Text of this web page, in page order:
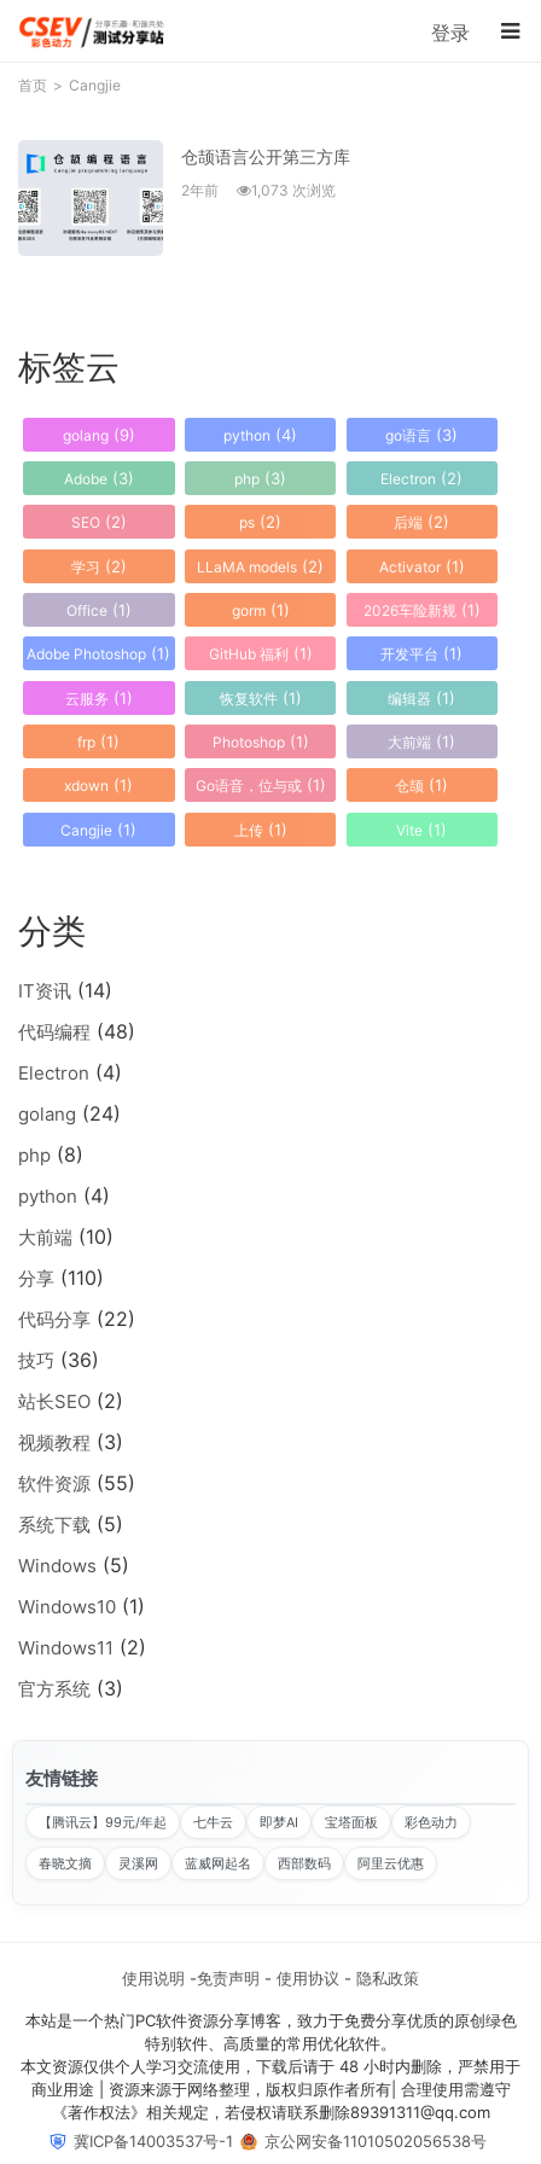
登录
首页 Cangjie
仓颉语言公开第三方库
2年前 1,073 次浏览
标签云
golang(9) python (4) go语言 (3)
Adobe(3) php (3) Electron (2)
SEO(2) ps (2) 后端 (2)
学习 (2) LLaMA models (2) Activator(1)
Office(1) gorm(1) 2026车险新规(1)
Adobe Photoshop (1) GitHub 福利 (1) 开发平台 (1)
云服务 (1) 恢复软件(1) 编辑器 (1)
frp (1) Photoshop(1) 大前端 (1)
xdown (1) Go语音，位与或(1) 仓颉 (1)
Cangjie (1) 上传(1) Vite (1)
分类
IT资讯 (14)
代码编程 (48)
Electron (4)
golang (24)
php (8)
python (4)
大前端 (10)
分享 (110)
代码分享 (22)
技巧 (36)
站长SEO (2)
视频教程 (3)
软件资源 (55)
系统下载 (5)
Windows (5)
Windows10 (1)
Windows11 (2)
官方系统 (3)
友情链接
【腾讯云】99元/年起 七牛云 即梦AI 宝塔面板 彩色动力
春晓文摘 灵溪网 蓝威网起名 西部数码 阿里云优惠
使用说明 -免责声明 - 使用协议 - 隐私政策
本站是一个热门PC软件资源分享博客，致力于免费分享优质的原创绿色
特别软件、高质量的常用优化软件。
本文资源仅供个人学习交流使用，下载后请于 48 小时内删除，严禁用于
商业用途 | 资源来源于网络整理，版权归原作者所有| 合理使用需遵守
《著作权法》相关规定，若侵权请联系删除​89391311@qq.com
冀ICP备14003537号-1
京公网安备11010502056538号